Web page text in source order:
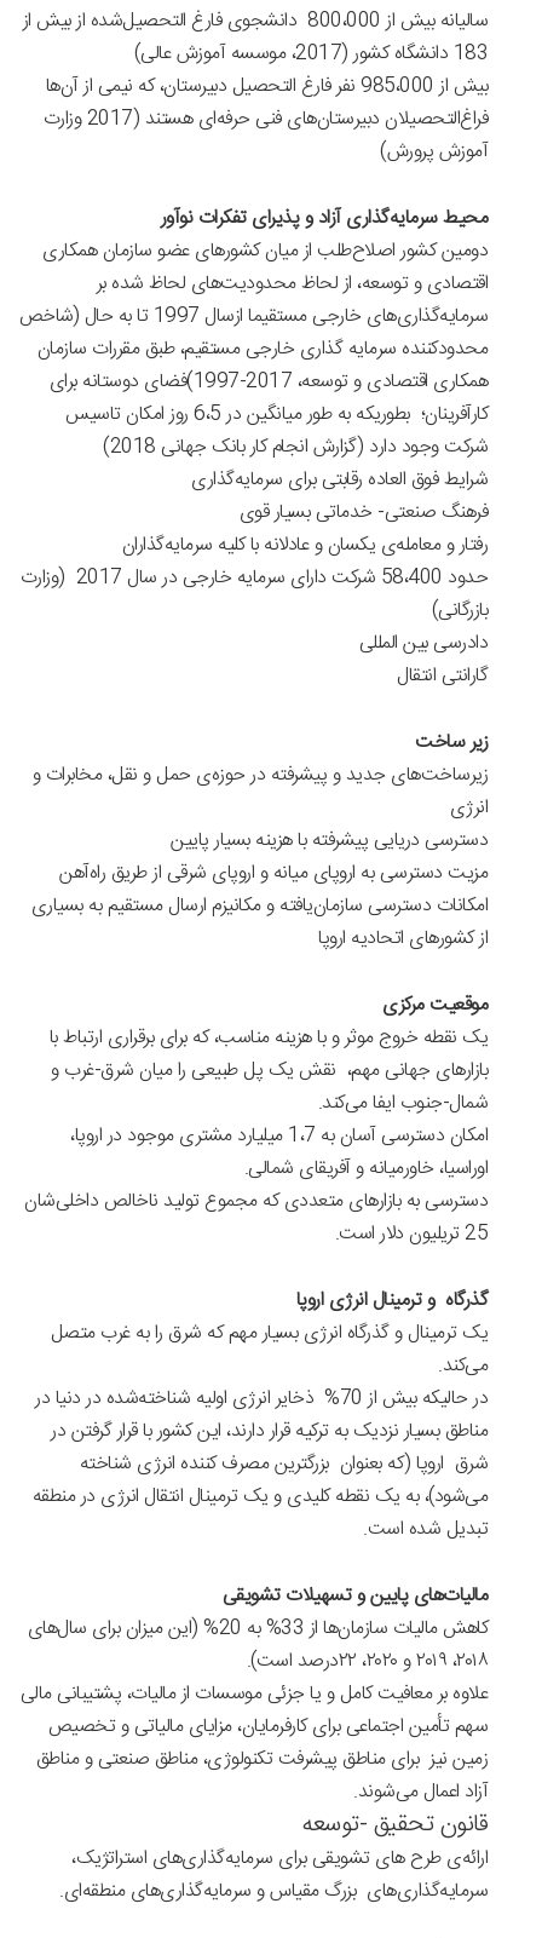
سالیانه بیش از 800،000 دانشجوی فارغ التحصیل‌شده از بیش از
183 دانشگاه کشور (2017، موسسه آموزش عالی)
بیش از 985،000 نفر فارغ التحصیل دبیرستان، که نیمی از آن‌ها
فراغ‌التحصیلان دبیرستان‌های فنی حرفه‌ای هستند (2017 وزارت
آموزش پرورش)
محیط سرمایه‌گذاری آزاد و پذیرای تفکرات نوآور
دومین کشور اصلاح‌طلب از میان کشورهای عضو سازمان همکاری‌
اقتصادی و توسعه، از لحاظ محدودیت‌های لحاظ‌ شده بر
سرمایه‌گذاری‌های خارجی مستقیما ازسال 1997 تا به حال (شاخص
محدودکننده سرمایه گذاری خارجی مستقیم، طبق مقررات سازمان
همکاری اقتصادی و توسعه، 2017-1997)فضای دوستانه برای
کارآفرینان؛ بطوریکه به طور میانگین در 6،5 روز امکان تاسیس
شرکت وجود دارد (گزارش انجام کار بانک جهانی 2018)
شرایط فوق العاده رقابتی برای سرمایه‌گذاری
فرهنگ صنعتی- خدماتی بسیار قوی
رفتار و معامله‌ی یکسان و عادلانه با کلیه سرمایه‌گذاران
حدود 58،400 شرکت دارای سرمایه خارجی در سال 2017 (وزارت
بازرگانی)
دادرسی بین المللی
گارانتی انتقال
زیر ساخت
زیرساخت‌های جدید و پیشرفته در حوزه‌ی حمل و نقل، مخابرات و
انرژی
دسترسی دریایی پیشرفته با هزینه بسیار پایین
مزیت دسترسی به اروپای میانه و اروپای شرقی از طریق راه‌آهن
امکانات دسترسی سازمان‌یافته‌ و مکانیزم ارسال مستقیم به بسیاری
از کشورهای اتحادیه اروپا
موقعیت مرکزی
یک نقطه خروج موثر و با هزینه مناسب، که برای برقراری ارتباط با
بازارهای جهانی مهم، نقش یک پل طبیعی را میان شرق-غرب و
شمال-جنوب ایفا می‌کند.
امکان دسترسی آسان به 1،7 میلیارد مشتری موجود در اروپا،
اوراسیا، خاورمیانه و آفریقای شمالی.
دسترسی به بازارهای متعددی که مجموع تولید ناخالص داخلی‌شان
25 تریلیون دلار است.
گذرگاه و ترمینال انرژی اروپا
یک ترمینال و گذرگاه انرژی بسیار مهم که شرق را به غرب متصل
می‌کند.
در حالیکه بیش از 70% ذخایر انرژی اولیه شناخته‌شده در دنیا در
مناطق بسیار نزدیک به ترکیه قرار دارند، این کشور با قرار گرفتن در
شرق اروپا (که بعنوان بزرگترین مصرف کننده انرژی شناخته
می‌شود)، به یک نقطه کلیدی و یک ترمینال انتقال انرژی در منطقه
تبدیل شده است.
مالیات‌های پایین و تسهیلات تشویقی
کاهش مالیات سازمان‌ها از 33% به 20% (این میزان برای سال‌های
۲۰۱۸، ۲۰۱۹ و ۲۰۲۰، ۲۲درصد است).
علاوه بر معافیت کامل و یا جزئی موسسات از مالیات، پشتیبانی مالی
سهم تأمین اجتماعی برای کارفرمایان، مزایای مالیاتی و تخصیص
زمین نیز برای مناطق پیشرفت تکنولوژی، مناطق صنعتی و مناطق
آزاد اعمال می‌شوند.
قانون تحقیق -توسعه
ارائه‌ی طرح های تشویقی برای سرمایه‌گذاری‌های استراتژیک،
سرمایه‌گذاری‌های بزرگ مقیاس و سرمایه‌گذاری‌های منطقه‌ای.